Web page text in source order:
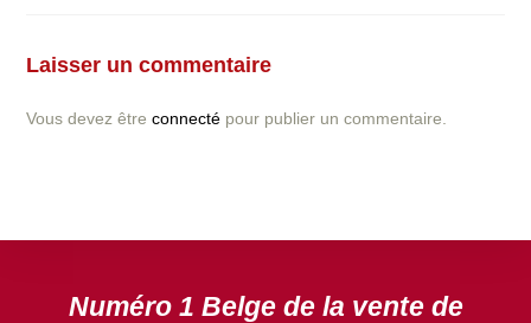
Laisser un commentaire
Vous devez êtreconnecté pour publier un commentaire.
N’hésitez pas à nous contacter ! nous vous proposerons
projet.
Numéro 1 Belge de la vente de